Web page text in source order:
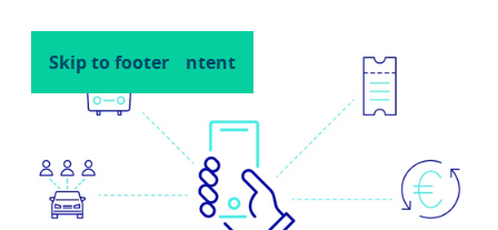
Skip to main content
Skip to footer